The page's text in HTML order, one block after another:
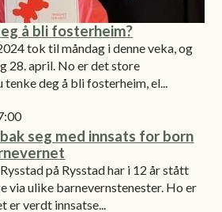
å bli fosterheim?
tok til måndag i denne veka, og
28. april. No er det store
tenke deg å bli fosterheim, el...
seg med innsats for born
på Rysstad har i 12 år stått
via ulike barnevernstenester. Ho er
er verdt innsatse...